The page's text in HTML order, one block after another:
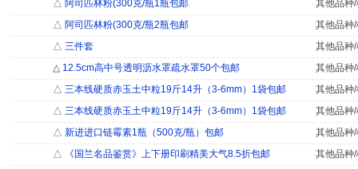
△ 阿司匹林粉(300克/瓶1瓶包邮
其他品种
△ 阿司匹林粉(300克/瓶2瓶包邮
其他品种
△ 三件套
其他品种
△ 12.5cm高中号透明沥水罩疏水罩50个包邮
其他品种
△ 三本线硬质赤玉土中粒19斤14升（3-6mm）1袋包邮
其他品种
△ 三本线硬质赤玉土中粒19斤14升（3-6mm）1袋包邮
其他品种
△ 新进进口链霉素1瓶（500克/瓶）包邮
其他品种
△ 《国兰名品鉴赏》上下册印刷精美大气8.5折包邮
其他品种